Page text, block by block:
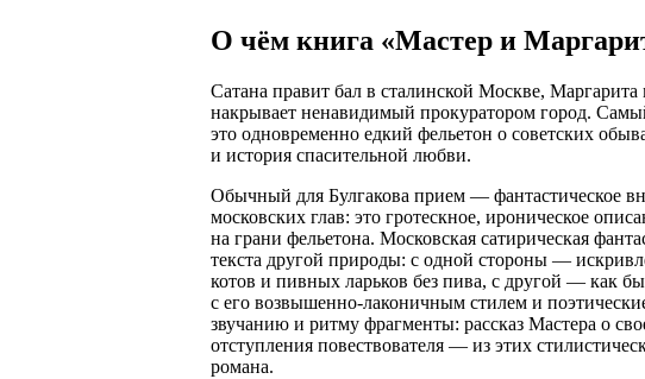
О чём книга «Мастер и
Сатана правит бал в сталинской Москве,
накрывает ненавидимый прокуратором город.
это одновременно едкий фельетон о советских
и история спасительной любви.
Обычный для Булгакова прием — фантастическое
московских глав: это гротескное, ироническое
на грани фельетона. Московская сатирическая
текста другой природы: с одной стороны —
котов и пивных ларьков без пива, с другой — как
с его возвышенно-лаконичным стилем и
звучанию и ритму фрагменты: рассказ Мастера о
отступления повествователя — из этих
романа.